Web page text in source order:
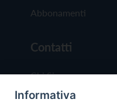
Abbonamenti
Contatti
Chi Siamo
Redazione
Informativa